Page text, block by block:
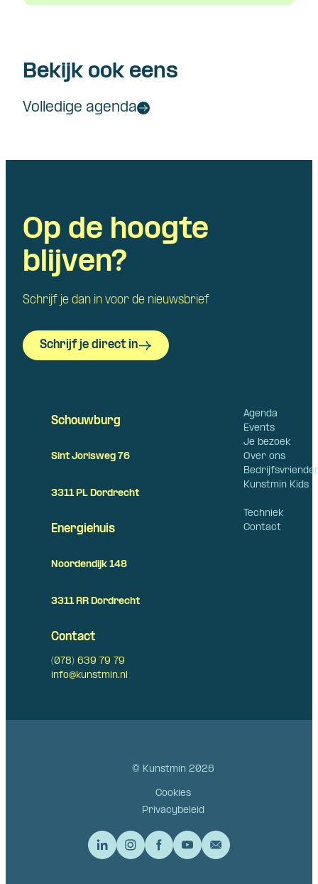
Bekijk ook eens
Volledige agenda
Op de hoogte
blijven?
Schrijf je dan in voor de nieuwsbrief
Schrijf je direct in
Agenda
Events
Je bezoek
Over ons
Kunstmin Kids
Techniek
Contact
Schouwburg
Sint Jorisweg 76
3311 PL Dordrecht
Energiehuis
Noordendijk 148
3311 RR Dordrecht
Contact
(078) 639 79 79
info@kunstmin.nl
© Kunstmin 2026
Cookies
Privacybeleid